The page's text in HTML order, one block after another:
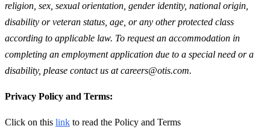
religion, sex, sexual orientation, gender identity, national origin,
disability or veteran status, age, or any other protected class
according to applicable law. To request an accommodation in
completing an employment application due to a special need or a
disability, please contact us at careers@otis.com.
Privacy Policy and Terms:
Click on this link to read the Policy and Terms